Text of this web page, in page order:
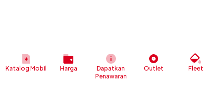
Katalog Mobil Harga
Dapatkan
Penawaran
Outlet Fleet